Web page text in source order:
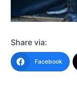
Share via:
Facebook